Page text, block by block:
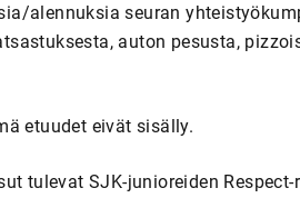
seuran
auton pesusta,
etuudet eivät sisälly.
tulevat SJK-junioreiden